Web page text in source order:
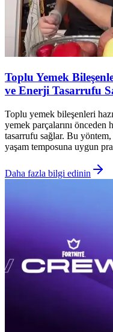
Toplu Yemek
ve Enerji Tasarrufu
Toplu yemek bileşenleri
yemek parçalarını önceden
tasarrufu sağlar. Bu
yaşam temposuna uygun
Daha fazla bilgi edinin